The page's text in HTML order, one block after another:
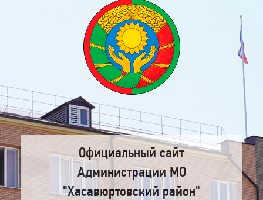
Официальный сайт
Администрации МО
"Хасавюртовский район"